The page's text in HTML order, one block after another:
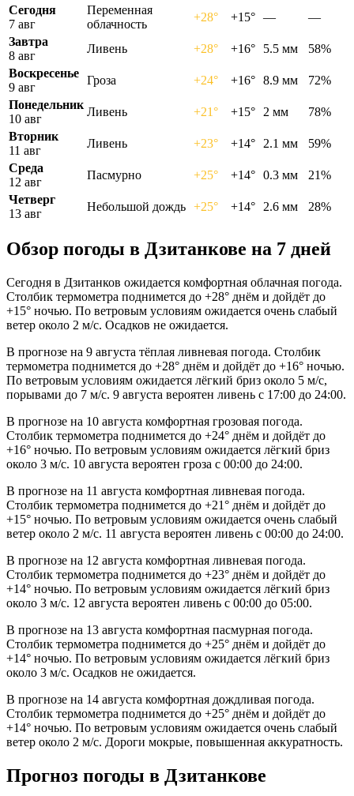
Сегодня
7 авг
Переменная
облачность
+28° +15° —
—
Завтра
8 авг
Ливень +28° +16° 5.5 мм
58%
Воскресенье
9 авг
Гроза +24° +16° 8.9 мм
72%
Понедельник
10 авг
Ливень +21° +15° 2 мм
78%
Вторник
11 авг
Ливень +23° +14° 2.1 мм
59%
Среда
12 авг
Пасмурно +25° +14° 0.3 мм
21%
Четверг
13 авг
Небольшой дождь +25° +14° 2.6 мм 28%
Обзор погоды в Дзитанкове на 7 дней
Сегодня в Дзитанков ожидается комфортная облачная погода.
Столбик термометра поднимется до +28° днём и дойдёт до
+15° ночью. По ветровым условиям ожидается очень слабый
ветер около 2 м/с. Осадков не ожидается.
В прогнозе на 9 августа тёплая ливневая погода. Столбик
термометра поднимется до +28° днём и дойдёт до +16° ночью.
По ветровым условиям ожидается лёгкий бриз около 5 м/с,
порывами до 7 м/с. 9 августа вероятен ливень с 17:00 до 24:00.
В прогнозе на 10 августа комфортная грозовая погода.
Столбик термометра поднимется до +24° днём и дойдёт до
+16° ночью. По ветровым условиям ожидается лёгкий бриз
около 3 м/с. 10 августа вероятен гроза с 00:00 до 24:00.
В прогнозе на 11 августа комфортная ливневая погода.
Столбик термометра поднимется до +21° днём и дойдёт до
+15° ночью. По ветровым условиям ожидается очень слабый
ветер около 2 м/с. 11 августа вероятен ливень с 00:00 до 24:00.
В прогнозе на 12 августа комфортная ливневая погода.
Столбик термометра поднимется до +23° днём и дойдёт до
+14° ночью. По ветровым условиям ожидается лёгкий бриз
около 3 м/с. 12 августа вероятен ливень с 00:00 до 05:00.
В прогнозе на 13 августа комфортная пасмурная погода.
Столбик термометра поднимется до +25° днём и дойдёт до
+14° ночью. По ветровым условиям ожидается лёгкий бриз
около 3 м/с. Осадков не ожидается.
В прогнозе на 14 августа комфортная дождливая погода.
Столбик термометра поднимется до +25° днём и дойдёт до
+14° ночью. По ветровым условиям ожидается очень слабый
ветер около 2 м/с. Дороги мокрые, повышенная аккуратность.
Прогноз погоды в Дзитанкове